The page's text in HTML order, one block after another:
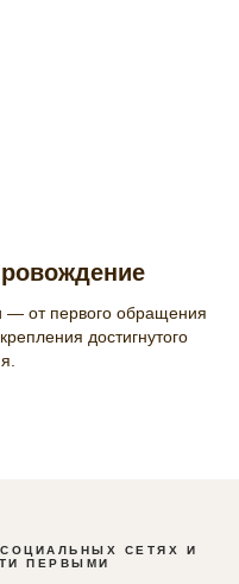
— от первого обращения
достигнутого
СЕТЯХ И
ПЕРВЫМИ